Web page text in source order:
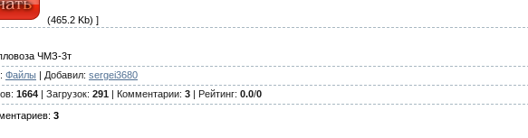
(465.2 Kb) ]
ЧМЗ-3т
: Файлы | Добавил: sergei3680
: 1664 | Загрузок: 291 | Комментарии: 3 | Рейтинг: 0.0/0
: 3